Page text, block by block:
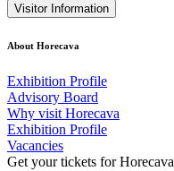
Visitor Information
About Horecava
Exhibition Profile
Advisory Board
Why visit Horecava
Exhibition Profile
Vacancies
Get your tickets for Horecava